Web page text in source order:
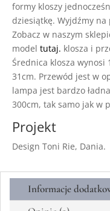
formy kloszy
dziesiątkę. Wyjdźmy
Zobacz w naszym
model tutaj. klosza i
Średnica klosza wynosi
31cm. Przewód jest w
lampa jest bardzo
300cm, tak samo jak w
Projekt
Design Toni Rie, Dania.
Informacje